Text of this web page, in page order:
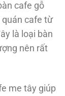
cafe gỗ
quán cafe từ
là loại bàn
nên rất
me tây giúp